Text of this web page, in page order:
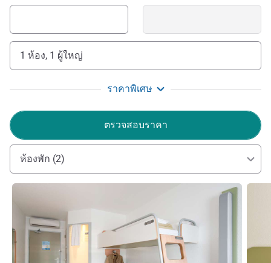
1 ห้อง, 1 ผู้ใหญ่
ราคาพิเศษ
ตรวจสอบราคา
ห้องพัก (2)
ดูรายละเอียด ดูราย